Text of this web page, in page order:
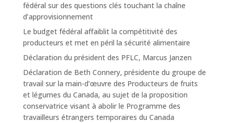
fédéral sur des questions clés touchant la chaîne
d’approvisionnement
Le budget fédéral affaiblit la compétitivité des
producteurs et met en péril la sécurité alimentaire
Déclaration du président des PFLC, Marcus Janzen
Déclaration de Beth Connery, présidente du groupe de
travail sur la main-d’œuvre des Producteurs de fruits
et légumes du Canada, au sujet de la proposition
conservatrice visant à abolir le Programme des
travailleurs étrangers temporaires du Canada